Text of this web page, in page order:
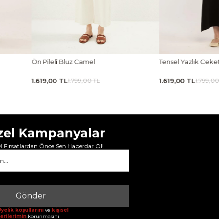
Tensel Yazlık Ceket Siyah
1.619,00 TL1.799,00 TL
Tensel Jile Elbise
1.889,00 TL2.099,00
Kampanyalar
Fırsatlardan Önce Sen Haberdar Ol!
Gönder
koşullarını ve kişisel
korunmasını